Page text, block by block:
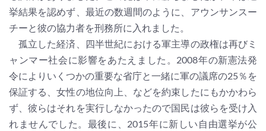
挙結果を認めず、最近の数週間のように、アウンサンスー
チーと彼の協力者を刑務所に入れました。
孤立した経済、四半世紀における軍主導の政権は再びミ
ャンマー社会に影響をあたえました。2008年の新憲法発
令によりいくつかの重要な省庁と一緒に軍の議席の25％を
保証する、女性の地位向上、などを約束したにもかかわら
ず、彼らはそれを実行しなかったので国民は彼らを受け入
れませんでした。最後に、2015年に新しい自由選挙が公